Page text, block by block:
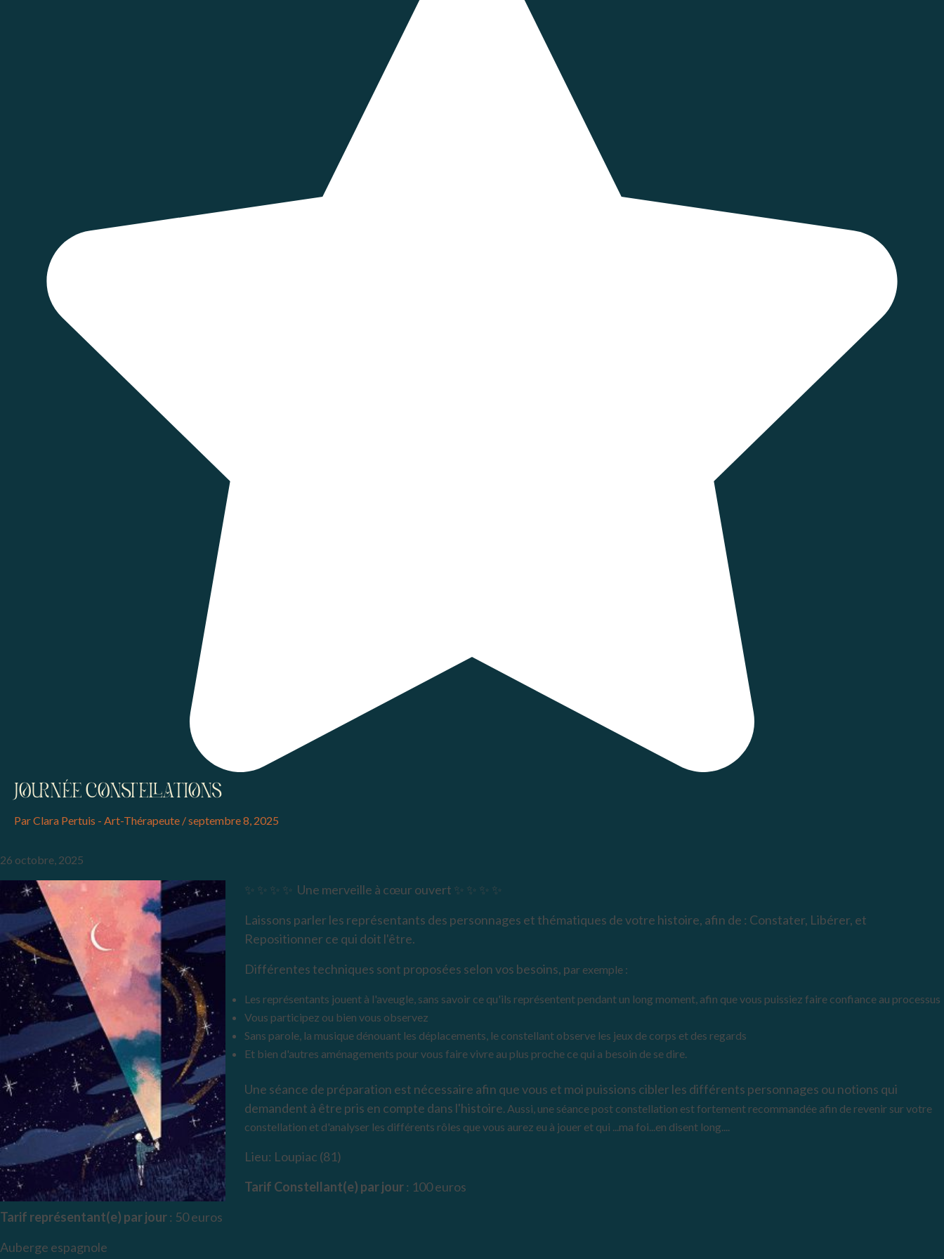
JOURNÉE CONSTELLATIONS
ParClara Pertuis - Art-Thérapeute /septembre 8, 2025
26 octobre, 2025
✨ ✨ ✨ ✨ Une merveille à cœur ouvert ✨ ✨ ✨ ✨
Laissons parler les représentants des personnages et thématiques de votre histoire, afin de : Constater, Libérer, et
Repositionner ce qui doit l'être.
Différentes techniques sont proposées selon vos besoins, par exemple :
Les représentants jouent à l'aveugle, sans savoir ce qu'ils représentent pendant un long moment, afin que vous puissiez faire confiance au processus
Vous participez ou bien vous observez
Sans parole, la musique dénouant les déplacements, le constellant observe les jeux de corps et des regards
Et bien d'autres aménagements pour vous faire vivre au plus proche ce qui a besoin de se dire.
Une séance de préparation est nécessaire afin que vous et moi puissions cibler les différents personnages ou notions qui
demandent à être pris en compte dans l'histoire. Aussi, une séance post constellation est fortement recommandée afin de revenir sur votre
constellation et d'analyser les différents rôles que vous aurez eu à jouer et qui ...ma foi...en disent long....
Lieu: Loupiac (81)
Tarif Constellant(e) par jour: 100 euros
Tarif représentant(e) par jour: 50 euros
Auberge espagnole